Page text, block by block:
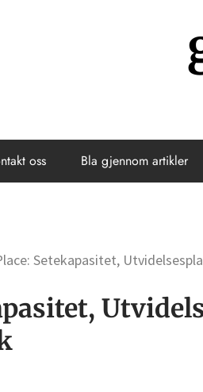
oss Bla gjennom artikler
Setekapasitet,